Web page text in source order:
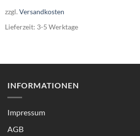
zzgl. Versandkosten
Lieferzeit: 3-5 Werktage
INFORMATIONEN
Impressum
AGB